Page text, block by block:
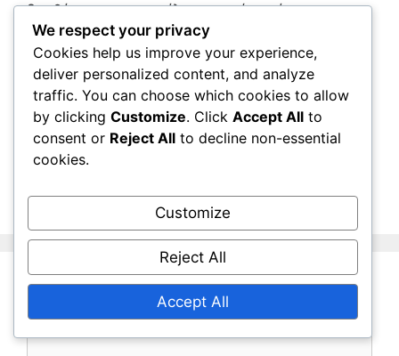
βοηθήσουν στην επίλυση τυχόν επίμονων
προβλημάτων συνδεσιμότητας.
Categories
Αναβαθμίσεις Ultimate Edition
Spider-Man: Miles Morales Μπόνους
Χαρακτηριστικά
Spider-Man: Miles Morales Ultimate Edition
Επιλογές Αναβάθμισης
Leave a Comment
We respect your privacy
Cookies help us improve your experience,
deliver personalized content, and analyze
traffic. You can choose which cookies to allow
by clicking Customize. Click Accept All to
consent or Reject All to decline non-essential
cookies.
Customize
Reject All
Accept All